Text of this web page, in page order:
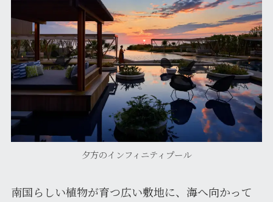
夕方のインフィニティプール
南国らしい植物が育つ広い敷地に、海へ向かって